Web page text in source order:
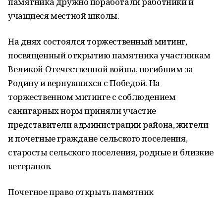
учащиеся местной школы.
На днях состоялся торжественный митинг,
посвященный открытию памятника участникам
Великой Отечественной войны, погибшим за
Родину и вернувшихся с Победой. На
торжественном митинге с соблюдением
санитарных норм приняли участие
представители администрации района, жители
и почетные граждане сельского поселения,
старосты сельского поселения, родные и близкие
ветеранов.
Почетное право открыть памятник